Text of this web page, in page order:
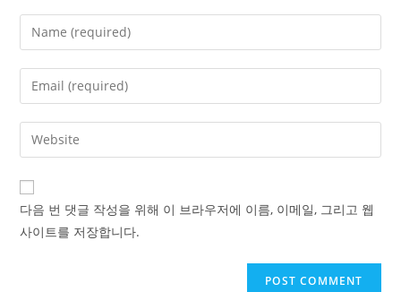
Enter
your
name
comment
Enter
your
email
address
comment
Enter
your
website
URL
(optional)
다음 번 댓글 작성을 위해 이 브라우저에 이름, 이메일, 그리고 웹
사이트를 저장합니다.